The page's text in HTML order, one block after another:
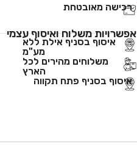
רכישה מאובטחת
אפשרויות משלוח ואיסוף עצמי
איסוף בסניף אילת ללא
מע"מ
משלוחים מהירים לכל
הארץ
איסוף בסניף פתח תקווה